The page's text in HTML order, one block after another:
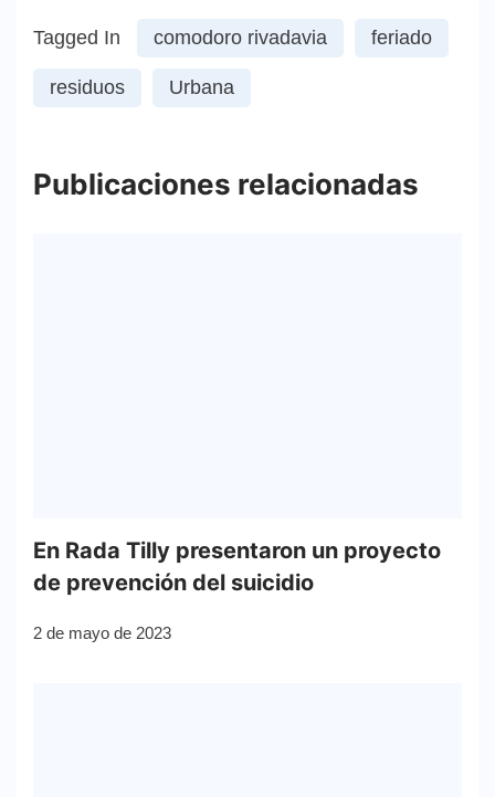
Tagged In comodoro rivadavia feriado
residuos Urbana
Publicaciones relacionadas
En Rada Tilly presentaron un proyecto
de prevención del suicidio
2 de mayo de 2023